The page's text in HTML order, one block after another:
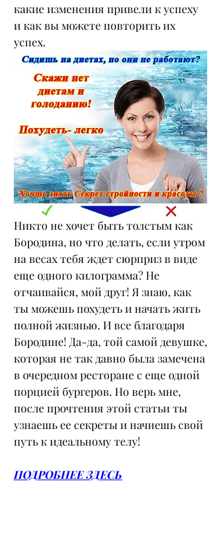
какие изменения привели к успеху
и как вы можете повторить их
успех.
Никто не хочет быть толстым как
Бородина, но что делать, если утром
на весах тебя ждет сюрприз в виде
еще одного килограмма? Не
отчаивайся, мой друг! Я знаю, как
ты можешь похудеть и начать жить
полной жизнью. И все благодаря
Бородине! Да-да, той самой девушке,
которая не так давно была замечена
в очередном ресторане с еще одной
порцией бургеров. Но верь мне,
после прочтения этой статьи ты
узнаешь ее секреты и начнешь свой
путь к идеальному телу!
ПОДРОБНЕЕ ЗДЕСЬ